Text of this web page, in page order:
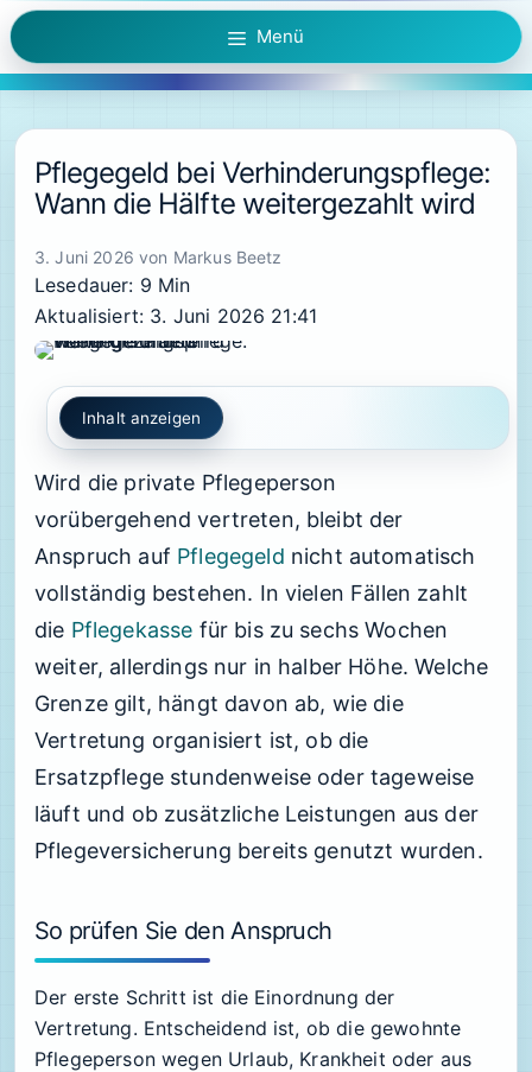
Zum
Inhalt
springen
Menü
Pflegegeld bei Verhinderungspflege:
Wann die Hälfte weitergezahlt wird
3. Juni 2026 von Markus Beetz
Lesedauer: 9 Min
Aktualisiert: 3. Juni 2026 21:41
Inhalt anzeigen
Wird die private Pflegeperson
vorübergehend vertreten, bleibt der
Anspruch auf Pflegegeld nicht automatisch
vollständig bestehen. In vielen Fällen zahlt
die Pflegekasse für bis zu sechs Wochen
weiter, allerdings nur in halber Höhe. Welche
Grenze gilt, hängt davon ab, wie die
Vertretung organisiert ist, ob die
Ersatzpflege stundenweise oder tageweise
läuft und ob zusätzliche Leistungen aus der
Pflegeversicherung bereits genutzt wurden.
So prüfen Sie den Anspruch
Der erste Schritt ist die Einordnung der
Vertretung. Entscheidend ist, ob die gewohnte
Pflegeperson wegen Urlaub, Krankheit oder aus